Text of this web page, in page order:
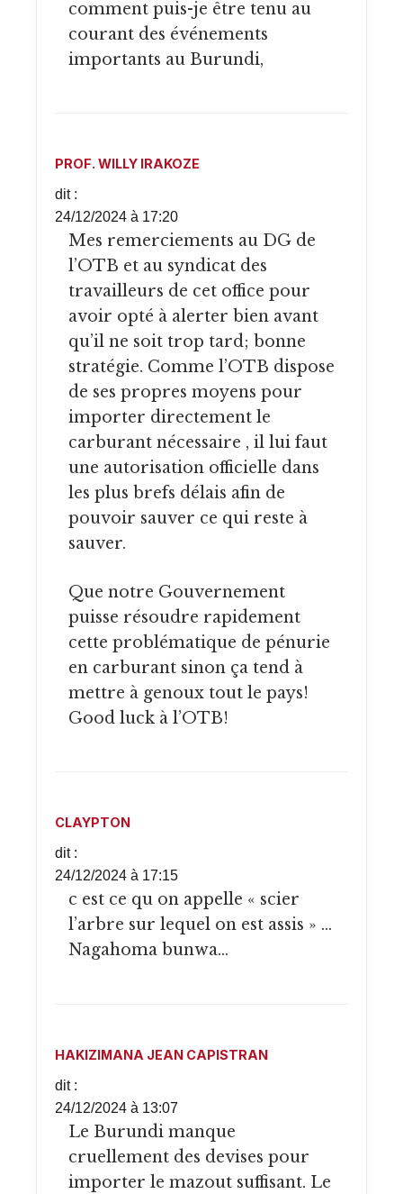
comment puis-je être tenu au
courant des événements
importants au Burundi,
PROF. WILLY IRAKOZE
dit :
24/12/2024 à 17:20
Mes remerciements au DG de
l’OTB et au syndicat des
travailleurs de cet office pour
avoir opté à alerter bien avant
qu’il ne soit trop tard; bonne
stratégie. Comme l’OTB dispose
de ses propres moyens pour
importer directement le
carburant nécessaire , il lui faut
une autorisation officielle dans
les plus brefs délais afin de
pouvoir sauver ce qui reste à
sauver.
Que notre Gouvernement
puisse résoudre rapidement
cette problématique de pénurie
en carburant sinon ça tend à
mettre à genoux tout le pays!
Good luck à l’OTB!
CLAYPTON
dit :
24/12/2024 à 17:15
c est ce qu on appelle « scier
l’arbre sur lequel on est assis » …
Nagahoma bunwa…
HAKIZIMANA JEAN CAPISTRAN
dit :
24/12/2024 à 13:07
Le Burundi manque
cruellement des devises pour
importer le mazout suffisant. Le